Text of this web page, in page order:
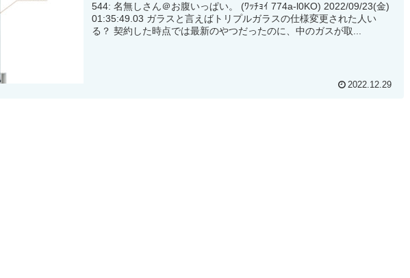
544: 名無しさん＠お腹いっぱい。 (ﾜｯﾁｮｲ 774a-l0KO) 2022/09/23(金)
01:35:49.03 ガラスと言えばトリプルガラスの仕様変更された人い
る？ 契約した時点では最新のやつだったのに、中のガスが取...
2022.12.29